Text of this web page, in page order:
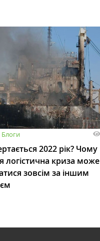
Блоги
2022 рік? Чому
логістична криза може
зовсім за іншим